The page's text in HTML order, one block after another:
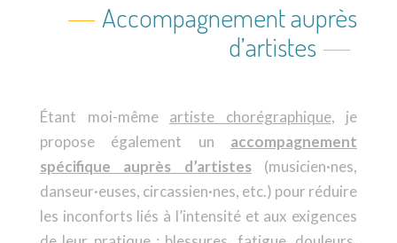
Accompagnement auprès
d’artistes
Étant moi-même artiste chorégraphique, je
propose également un accompagnement
spécifique auprès d’artistes(musicien·nes,
danseur·euses, circassien·nes, etc.) pour réduire
les inconforts liés à l’intensité et aux exigences